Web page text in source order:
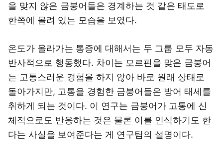
을 맞지 않은 금붕어들은 경계하는 것 같은 태도로
한쪽에 몰려 있는 모습을 보였다.
온도가 올라가는 통증에 대해서는 두 그룹 모두 자동
반사적으로 행동했다. 차이는 모르핀을 맞은 금붕어
는 고통스러운 경험을 하지 않아 바로 원래 상태로
돌아가지만, 고통을 경험한 금붕어들은 방어 태세를
취하게 되는 것이다. 이 연구는 금붕어가 고통에 신
체적으로도 반응하는 것은 물론 이를 인식하기도 한
다는 사실을 보여준다는 게 연구팀의 설명이다.